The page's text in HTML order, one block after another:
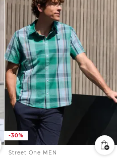
-30%
Street One MEN